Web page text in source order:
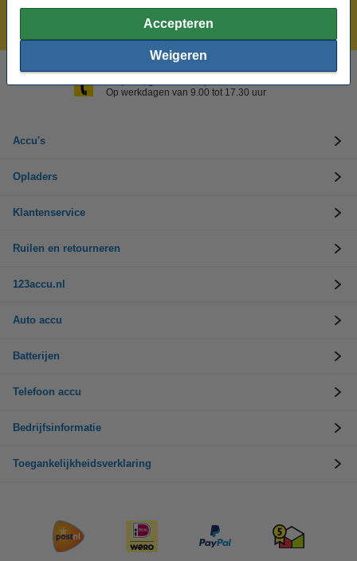
Accepteren
Weigeren
Op werkdagen van 9.00 tot 17.30 uur
Accu's
Opladers
Klantenservice
Ruilen en retourneren
123accu.nl
Auto accu
Batterijen
Telefoon accu
Bedrijfsinformatie
Toegankelijkheidsverklaring